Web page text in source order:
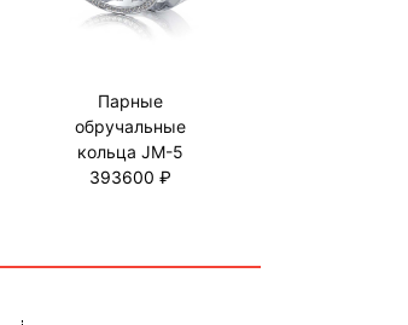
Парные
обручальные
кольца JM-5
393600 ₽